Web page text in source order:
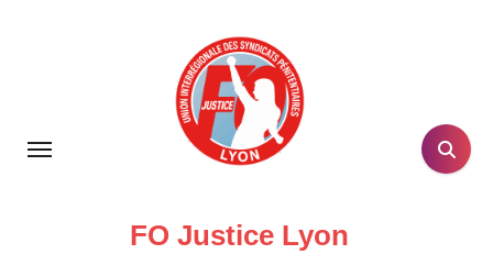
FO Justice Lyon